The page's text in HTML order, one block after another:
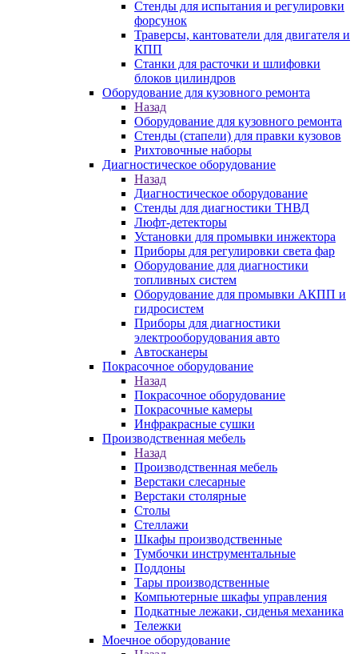
Стенды для испытания и регулировки
форсунок
Траверсы, кантователи для двигателя и
КПП
Станки для расточки и шлифовки
блоков цилиндров
Оборудование для кузовного ремонта
Назад
Оборудование для кузовного ремонта
Стенды (стапели) для правки кузовов
Рихтовочные наборы
Диагностическое оборудование
Назад
Диагностическое оборудование
Стенды для диагностики ТНВД
Люфт-детекторы
Установки для промывки инжектора
Приборы для регулировки света фар
Оборудование для диагностики
топливных систем
Оборудование для промывки АКПП и
гидросистем
Приборы для диагностики
электрооборудования авто
Автосканеры
Покрасочное оборудование
Назад
Покрасочное оборудование
Покрасочные камеры
Инфракрасные сушки
Производственная мебель
Назад
Производственная мебель
Верстаки слесарные
Верстаки столярные
Столы
Стеллажи
Шкафы производственные
Тумбочки инструментальные
Поддоны
Тары производственные
Компьютерные шкафы управления
Подкатные лежаки, сиденья механика
Тележки
Моечное оборудование